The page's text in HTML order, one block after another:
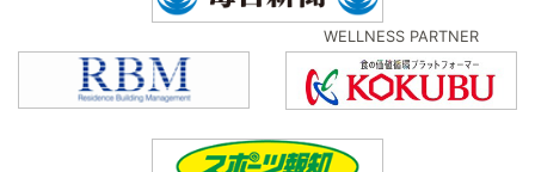
WELLNESS PARTNER